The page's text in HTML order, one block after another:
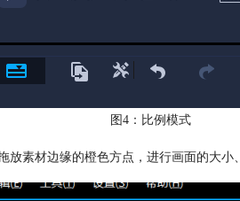
图4：比例模式
素材边缘的橙色方点，进行画面的大小